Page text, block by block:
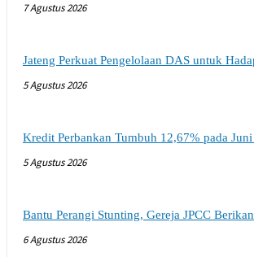
7 Agustus 2026
Jateng Perkuat Pengelolaan DAS untuk
5 Agustus 2026
Kredit Perbankan Tumbuh 12,67% pada
5 Agustus 2026
Bantu Perangi Stunting, Gereja JPCC
6 Agustus 2026